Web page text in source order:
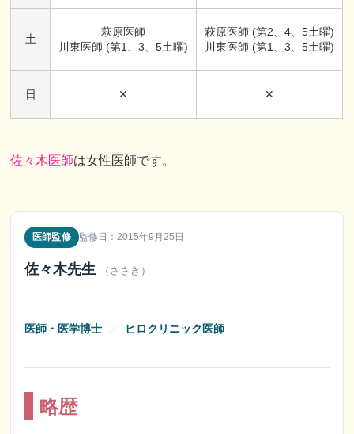
土
萩原医師
川東医師 (第1、3、5土曜)
萩原医師 (第2、4、5土曜)
川東医師 (第1、3、5土曜)
日 ✕ ✕
佐々木医師は女性医師です。
医師監修 監修日：2015年9月25日
佐々木先生 （ささき）
医師・医学博士 ／ ヒロクリニック医師
略歴